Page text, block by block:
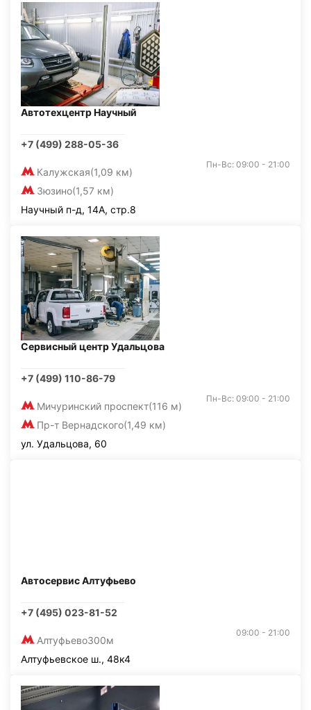
Автотехцентр Научный
+7 (499) 288-05-36
Калужская(1,09 км)
Зюзино(1,57 км)
Пн-Вс: 09:00 - 21:00
Научный п-д, 14А, стр.8
Сервисный центр Удальцова
+7 (499) 110-86-79
Мичуринский проспект(116 м)
Пр-т Вернадского(1,49 км)
Пн-Вс: 09:00 - 21:00
ул. Удальцова, 60
Автосервис Алтуфьево
+7 (495) 023-81-52
Алтуфьево300м
09:00 - 21:00
Алтуфьевское ш., 48к4